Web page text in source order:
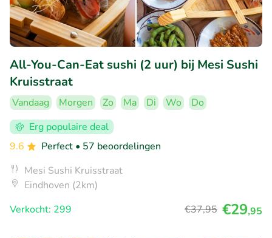
All-You-Can-Eat sushi (2 uur) bij Mesi Sushi
Kruisstraat
Vandaag Morgen Zo Ma Di Wo
Do
Erg populaire deal
9.6
Perfect • 57 beoordelingen
Mesi Sushi Kruisstraat
Eindhoven (2km)
Verkocht: 299
€37,95 €29,95